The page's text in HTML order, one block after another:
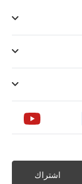
اشتراك